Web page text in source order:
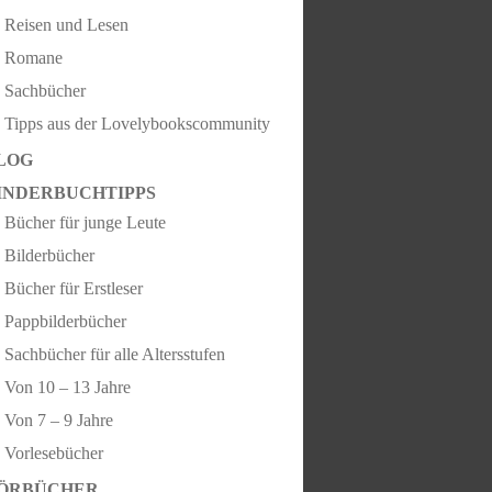
Reisen und Lesen
Romane
Sachbücher
Tipps aus der Lovelybookscommunity
Bücher für junge Leute
Bilderbücher
Bücher für Erstleser
Pappbilderbücher
Sachbücher für alle Altersstufen
Von 10 – 13 Jahre
Von 7 – 9 Jahre
Vorlesebücher